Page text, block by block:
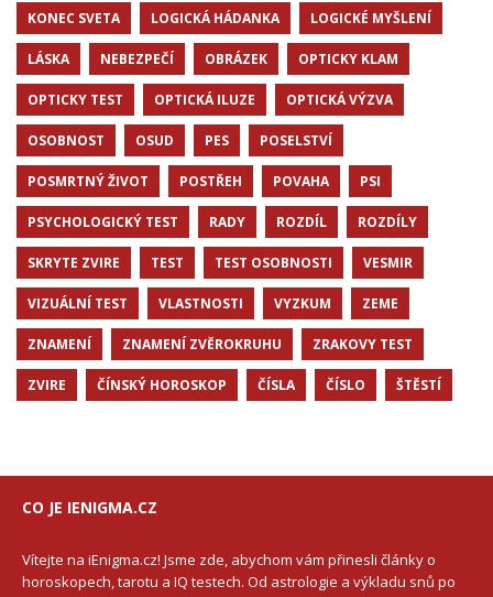
KONEC SVETA LOGICKÁ HÁDANKA LOGICKÉ MYŠLENÍ
LÁSKA NEBEZPEČÍ OBRÁZEK OPTICKY KLAM
OPTICKY TEST OPTICKÁ ILUZE OPTICKÁ VÝZVA
OSOBNOST OSUD PES POSELSTVÍ
POSMRTNÝ ŽIVOT POSTŘEH POVAHA PSI
PSYCHOLOGICKÝ TEST RADY ROZDÍL ROZDÍLY
SKRYTE ZVIRE TEST TEST OSOBNOSTI VESMIR
VIZUÁLNÍ TEST VLASTNOSTI VYZKUM ZEME
ZNAMENÍ ZNAMENÍ ZVĚROKRUHU ZRAKOVY TEST
ZVIRE ČÍNSKÝ HOROSKOP ČÍSLA ČÍSLO ŠTĚSTÍ
CO JE IENIGMA.CZ
Vítejte na iEnigma.cz! Jsme zde, abychom vám přinesli články o
horoskopech, tarotu a IQ testech. Od astrologie a výkladu snů po